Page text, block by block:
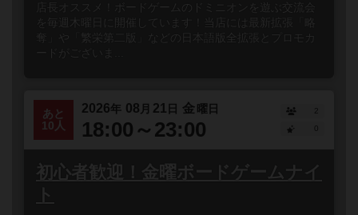
店長オススメ！ボードゲームのドミニオンを遊ぶ交流会
を毎週木曜日に開催しています！当店には最新拡張「略
奪」や「繁栄第二版」などの日本語版全拡張とプロモカ
あと
10人
2026年 08 月 21 日 金曜日
18:00～23:00
2
初心者歓迎！金曜ボードゲームナイ
ト